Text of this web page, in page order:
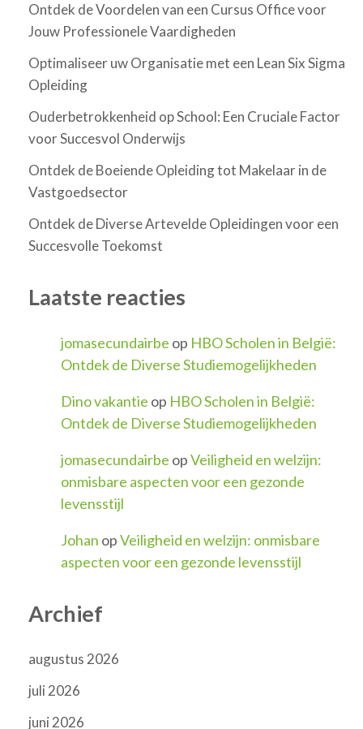
Ontdek de Voordelen van een Cursus Office voor
Jouw Professionele Vaardigheden
Optimaliseer uw Organisatie met een Lean Six Sigma
Opleiding
Ouderbetrokkenheid op School: Een Cruciale Factor
voor Succesvol Onderwijs
Ontdek de Boeiende Opleiding tot Makelaar in de
Vastgoedsector
Ontdek de Diverse Artevelde Opleidingen voor een
Succesvolle Toekomst
Laatste reacties
jomasecundairbe op HBO Scholen in België:
Ontdek de Diverse Studiemogelijkheden
Dino vakantie op HBO Scholen in België:
Ontdek de Diverse Studiemogelijkheden
jomasecundairbe opVeiligheid en welzijn:
onmisbare aspecten voor een gezonde
levensstijl
Johan opVeiligheid en welzijn: onmisbare
aspecten voor een gezonde levensstijl
Archief
augustus 2026
juli 2026
juni 2026